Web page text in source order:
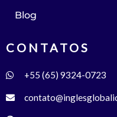
Blog
CONTATOS
+55 (65) 9324-0723